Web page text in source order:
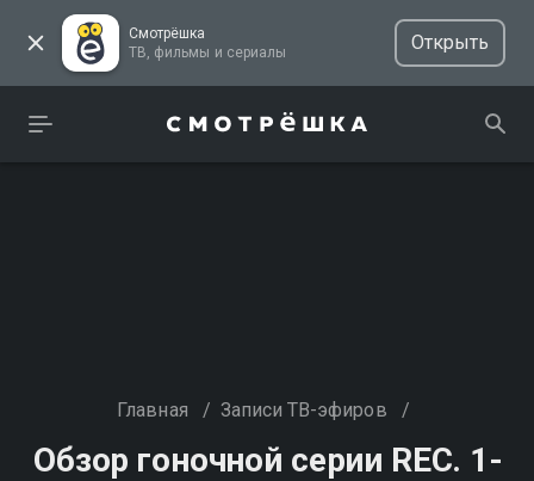
Смотрёшка
ТВ, фильмы и сериалы
Открыть
Главная / Записи ТВ-эфиров /
Обзор гоночной серии REC. 1-